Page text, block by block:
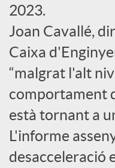
d
e
c
o
2023.
Joan Cavallé,
Caixa
“malgrat l'alt
comportament
està tornant a
L'informe
desacceleració